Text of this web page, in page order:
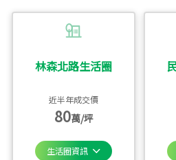
林森北路生活圈
近半年成交價
80萬/坪
生活圈資訊